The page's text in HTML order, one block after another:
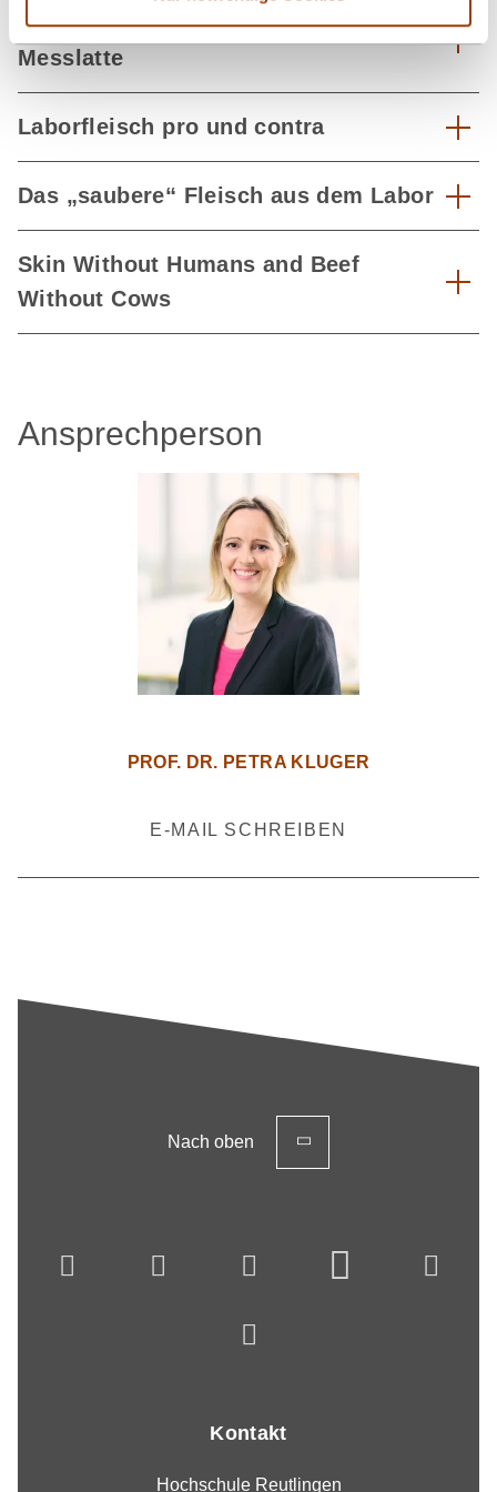
Ein Steak wäre eine sehr hohe
Messlatte
Laborfleisch pro und contra
Das „saubere“ Fleisch aus dem Labor
Skin Without Humans and Beef
Without Cows
Ansprechperson
PROF. DR. PETRA KLUGER
E-MAIL SCHREIBEN
Nach oben
Kontakt
Hochschule Reutlingen